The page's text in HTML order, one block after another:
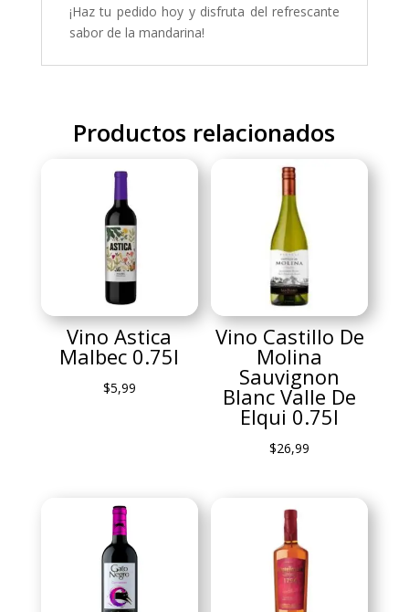
¡Haz tu pedido hoy y disfruta del refrescante
sabor de la mandarina!
Productos relacionados
Vino Astica
Malbec 0.75l
$5,99
Vino Castillo De
Molina
Sauvignon
Blanc Valle De
Elqui 0.75l
$26,99